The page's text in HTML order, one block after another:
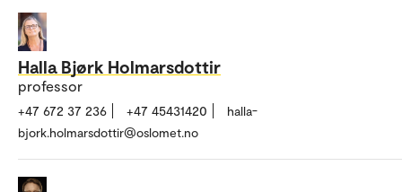
Halla Bjørk Holmarsdottir
professor
+47 672 37 236 +47 45431420
halla-
bjork.holmarsdottir@oslomet.no